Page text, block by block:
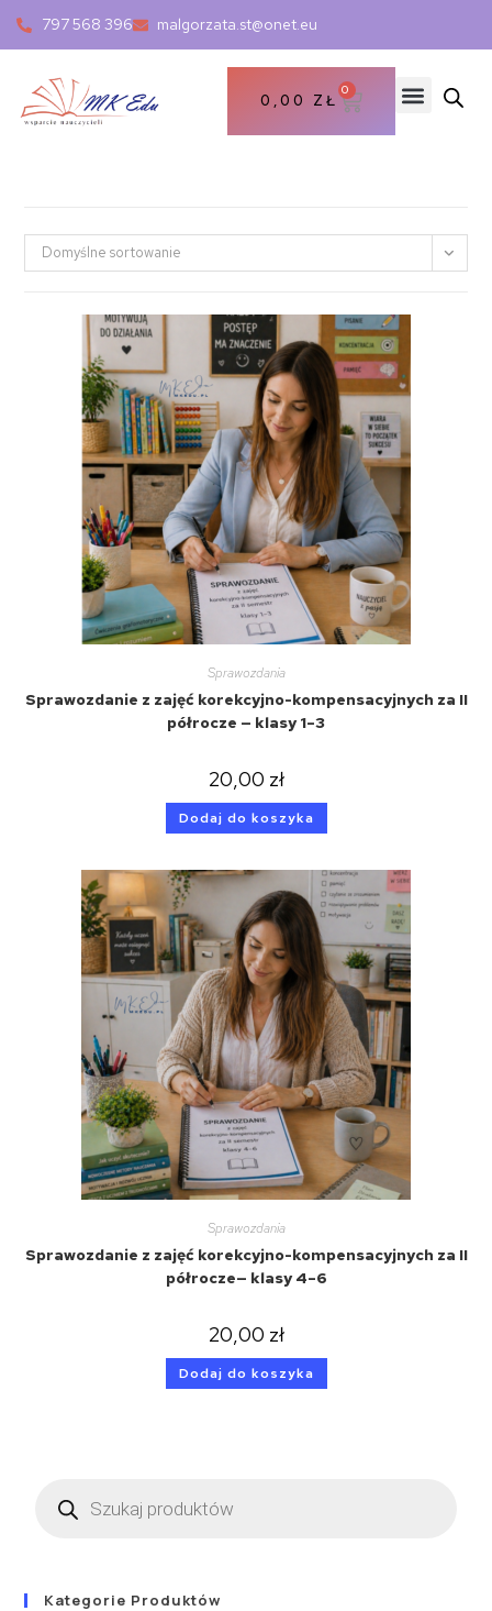
797 568 396 malgorzata.st@onet.eu
0,00 ZŁ
0
Domyślne sortowanie
Sprawozdania
Sprawozdanie z zajęć korekcyjno-kompensacyjnych za II
półrocze — klasy 1–3
20,00 zł
Dodaj do koszyka
Sprawozdania
Sprawozdanie z zajęć korekcyjno-kompensacyjnych za II
półrocze— klasy 4–6
20,00 zł
Dodaj do koszyka
Kategorie Produktów